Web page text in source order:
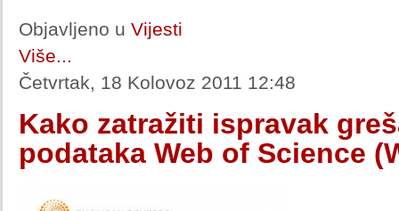
Objavljeno u Vijesti
Više...
Četvrtak, 18 Kolovoz 2011 12:48
Kako zatražiti ispravak
podataka Web of Science